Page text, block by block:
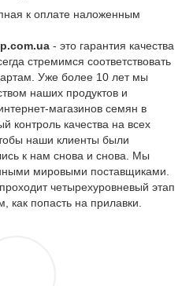
к оплате наложенным
- это гарантия качества
стремимся соответствовать
Уже более 10 лет мы
наших продуктов и
магазинов семян в
контроль качества на всех
наши клиенты были
к нам снова и снова. Мы
мировыми поставщиками.
четырехуровневый этап
как попасть на прилавки.